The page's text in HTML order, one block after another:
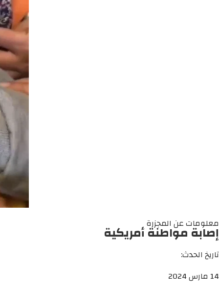
معلومات عن المجزرة
إصابة مواطنة أمريكية
تاريخ الحدث:
14 مارس 2024